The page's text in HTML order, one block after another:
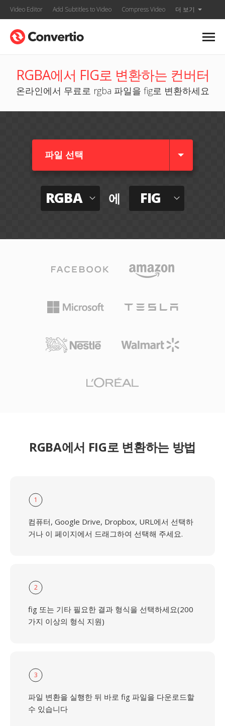
Video Editor Add Subtitles to Video Compress Video 더 보기
RGBA에서 FIG로 변환하는 컨버터
온라인에서 무료로 rgba 파일을 fig로 변환하세요
파일 선택
RGBA 에 FIG
RGBA에서 FIG로 변환하는 방법
1
컴퓨터, Google Drive, Dropbox, URL에서 선택하
거나 이 페이지에서 드래그하여 선택해 주세요.
2
fig 또는 기타 필요한 결과 형식을 선택하세요(200
가지 이상의 형식 지원)
3
파일 변환을 실행한 뒤 바로 fig 파일을 다운로드할
수 있습니다